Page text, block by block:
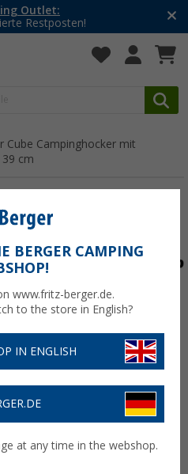
Outlet:
Restposten!
Cube Campinghocker mit
cm
mit
× 55 × 39 cm Beige
BERGER CAMPING
www.fritz-berger.de.
to the store in English?
IN ENGLISH
at any time in the webshop.